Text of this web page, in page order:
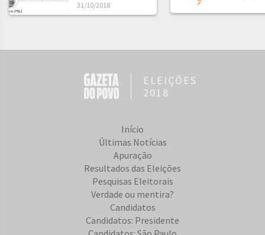
31/10/2018
ELEIÇÕES
2018
Início
Últimas Notícias
Apuração
Resultados das Eleições
Pesquisas Eleitorais
Verdade ou mentira?
Candidatos
Candidatos: Presidente